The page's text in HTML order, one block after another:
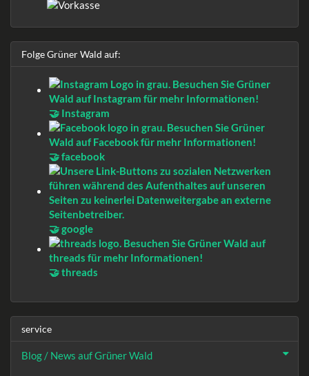
Folge Grüner Wald auf:
🤝 Instagram
🤝 facebook
🤝 google
🤝 threads
service
Blog / News auf Grüner Wald